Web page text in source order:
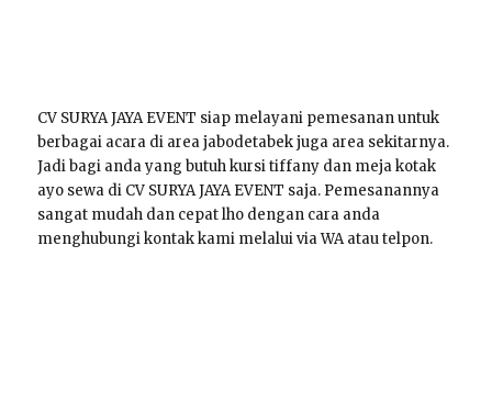
CV SURYA JAYA EVENT siap melayani pemesanan untuk
berbagai acara di area jabodetabek juga area sekitarnya.
Jadi bagi anda yang butuh kursi tiffany dan meja kotak
ayo sewa di CV SURYA JAYA EVENT saja. Pemesanannya
sangat mudah dan cepat lho dengan cara anda
menghubungi kontak kami melalui via WA atau telpon.